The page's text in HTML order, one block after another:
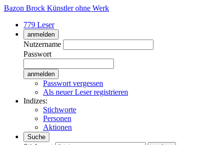
Bazon Brock Künstler ohne Werk
779 Leser
anmelden
Nutzername
Passwort
Passwort vergessen
Als neuer Leser registrieren
Indizes:
Stichworte
Personen
Aktionen
Suche